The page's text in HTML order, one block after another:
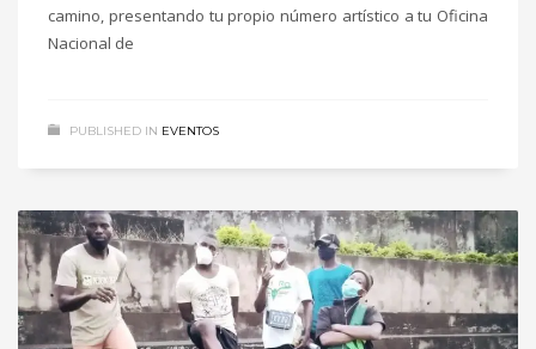
camino, presentando tu propio número artístico a tu Oficina
Nacional de
PUBLISHED IN EVENTOS